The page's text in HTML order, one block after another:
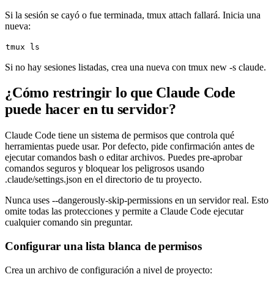
Si la sesión se cayó o fue terminada, tmux attach fallará. Inicia una
nueva:
tmux ls
Si no hay sesiones listadas, crea una nueva con tmux new -s claude.
¿Cómo restringir lo que Claude Code
puede hacer en tu servidor?
Claude Code tiene un sistema de permisos que controla qué
herramientas puede usar. Por defecto, pide confirmación antes de
ejecutar comandos bash o editar archivos. Puedes pre-aprobar
comandos seguros y bloquear los peligrosos usando
.claude/settings.json en el directorio de tu proyecto.
Nunca uses --dangerously-skip-permissions en un servidor real. Esto
omite todas las protecciones y permite a Claude Code ejecutar
cualquier comando sin preguntar.
Configurar una lista blanca de permisos
Crea un archivo de configuración a nivel de proyecto: